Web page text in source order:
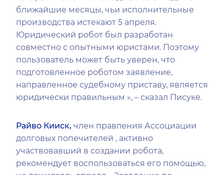
ближайшие месяцы, чьи исполнительные
производства истекают 5 апреля.
Юридический робот был разработан
совместно с опытными юристами. Поэтому
пользователь может быть уверен, что
подготовленное роботом заявление,
направленное судебному приставу, является
юридически правильным », – сказал Писуке.
Райво Кииск, член правления Ассоциации
долговых попечителей , активно
участвовавший в создании робота,
рекомендует воспользоваться его помощью,